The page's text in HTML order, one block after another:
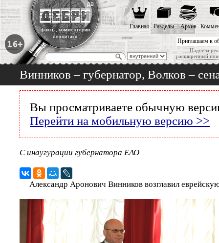
Приглашаем к
Надоела
расширенный
Главная Разделы Архив
Винников – губернатор, Волков –
Вы просматриваете обычную
Перейти на мобильную версию >>
С инаугурации губернатора ЕАО
Александр Аронович Винников возглавил